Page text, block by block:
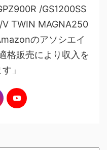
/GS1200SS
TWIN MAGNA250
のアソシエイ
格販売により収入を
」